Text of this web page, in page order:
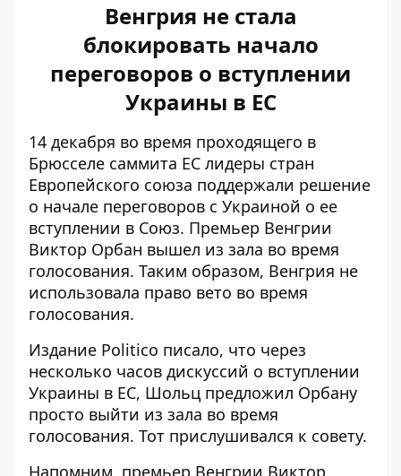
Венгрия не стала
блокировать начало
переговоров о вступлении
Украины в ЕС
14 декабря во время проходящего в
Брюсселе саммита ЕС лидеры стран
Европейского союза поддержали решение
о начале переговоров с Украиной о ее
вступлении в Союз. Премьер Венгрии
Виктор Орбан вышел из зала во время
голосования. Таким образом, Венгрия не
использовала право вето во время
голосования.
Издание Politico писало, что через
несколько часов дискуссий о вступлении
Украины в ЕС, Шольц предложил Орбану
просто выйти из зала во время
голосования. Тот прислушивался к совету.
Напомним, премьер Венгрии Виктор